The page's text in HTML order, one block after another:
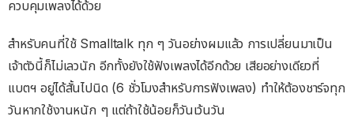
ควบคุมเพลงได้ด้วย
สำหรับคนที่ใช้ Smalltalk ทุก ๆ วันอย่างผมแล้ว การเปลี่ยนมาเป็น
เจ้าตัวนี้ก็ไม่เลวนัก อีกทั้งยังใช้ฟังเพลงได้อีกด้วย เสียอย่างเดียวที่
แบตฯ อยู่ได้สั้นไปนิด (6 ชั่วโมงสำหรับการฟังเพลง) ทำให้ต้องชาร์จทุก
วันหากใช้งานหนัก ๆ แต่ถ้าใช้น้อยก็วันเว้นวัน